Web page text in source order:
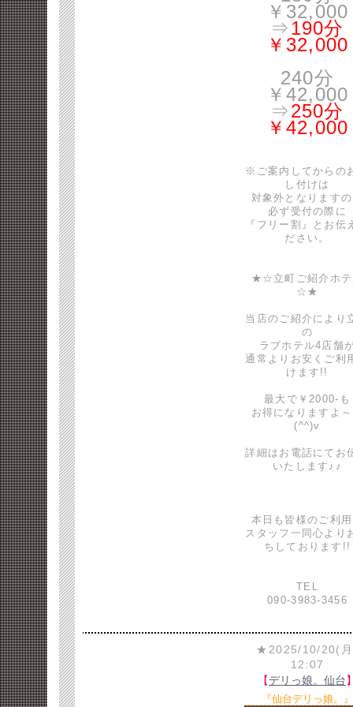
￥32,000
⇒190分
￥32,000
240分
￥42,000
⇒250分
￥42,000
※ご案内してからの
し付けは
対象外となります
必ず受付の際に
『フリー割』とお伝
ださい。
★☆立町ご紹介ホ
☆★
当店のご紹介により
の
ラブホテル4店舗
通常よりお安くご利
けます!!
最大で￥2000-も
お得になりますよ
(^^)v
詳細はお電話にてお
いたします♪♪
本日も皆様のご利
スタッフ一同心より
ちしております!!
TEL
090-3983-3456
★2025/10/20(
12:07
【デリっ娘。仙台
『仙台デリっ娘。』